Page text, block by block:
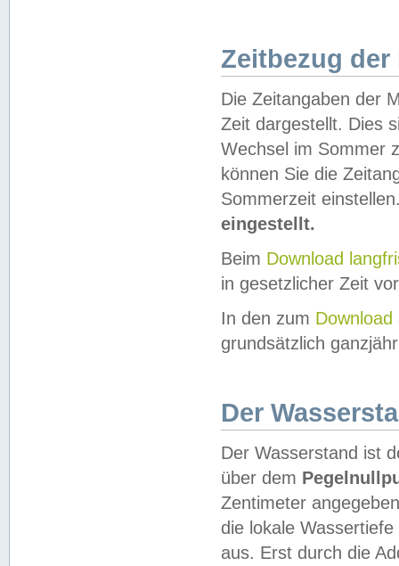
Zeitbezug der
Die Zeitangaben der
Zeit dargestellt. Dies
Wechsel im Sommer
können Sie die
Sommerzeit
eingestellt.
Beim Download
in gesetzlicher Zeit
In den zum Download
grundsätzlich
Der
Der Wasserstand ist
über dem
Zentimeter
die lokale
aus. Erst durch die